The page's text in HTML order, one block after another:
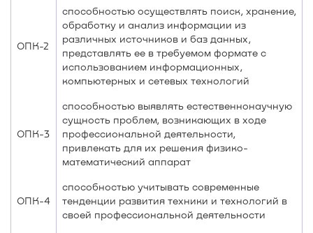
ОПК-2
способностью осуществлять поиск, хранение,
обработку и анализ информации из
различных источников и баз данных,
представлять ее в требуемом формате с
использованием информационных,
компьютерных и сетевых технологий
ОПК-3
способностью выявлять естественнонаучную
сущность проблем, возникающих в ходе
профессиональной деятельности,
привлекать для их решения физико-
математический аппарат
ОПК-4
способностью учитывать современные
тенденции развития техники и технологий в
своей профессиональной деятельности